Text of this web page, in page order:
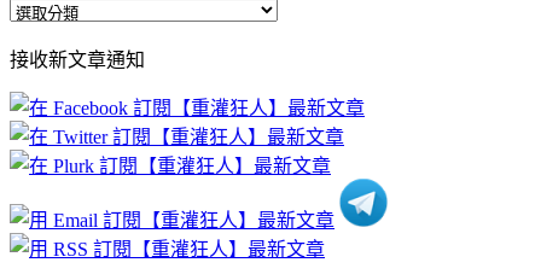
全
文
章
分
類
接收新文章通知